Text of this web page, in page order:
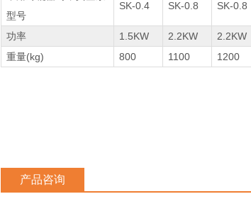
型号
SK-0.4 SK-0.8 SK-0.8
功率 1.5KW 2.2KW 2.2KW
重量(kg)
800 1100 1200
产品咨询